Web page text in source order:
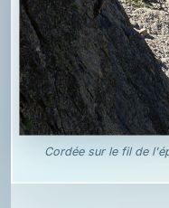
Cordée sur le fil de